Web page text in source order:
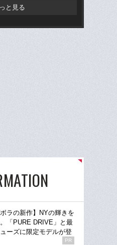
と見る
ボラの新作】NYの輝きを
「PURE DRIVE」と最
ーズに限定モデルが登
PR